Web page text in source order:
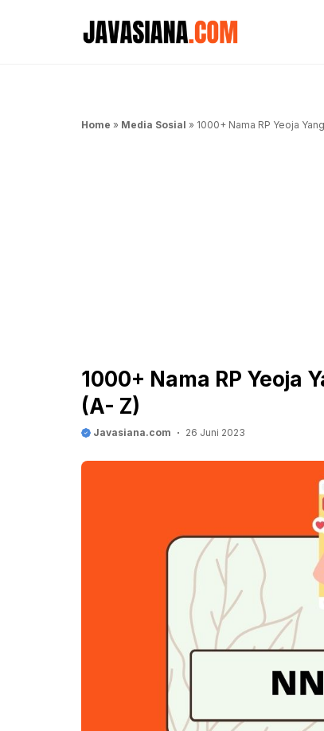
Home » Media Sosial » 1000+ Nama RP Yeoja
1000+ Nama RP Yeoja
(A- Z)
Javasiana.com 26 Juni 2023